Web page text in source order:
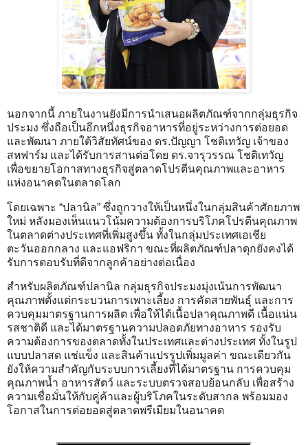
นอกจากนี้ ภายในงานยังมีการนำเสนอผลิตภัณฑ์จากกลุ่มธุรกิจ
ประมง ซึ่งถือเป็นอีกหนึ่งธุรกิจอาหารที่อยู่ระหว่างการต่อยอด
และพัฒนา ภายใต้วิสัยทัศน์ของ ดร.ปัญญา โชติเทวัญ เจ้าของ
สหฟาร์ม และได้รับการสานต่อโดย ดร.จารุวรรณ โชติเทวัญ
เพื่อขยายโอกาสทางธุรกิจสู่ตลาดโปรตีนคุณภาพและอาหาร
แห่งอนาคตในตลาดโลก
โดยเฉพาะ “ปลานิล” ซึ่งถูกวางให้เป็นหนึ่งในกลุ่มสินค้าศักยภาพ
ใหม่ หลังมองเห็นแนวโน้มความต้องการบริโภคโปรตีนคุณภาพ
ในตลาดต่างประเทศที่เพิ่มสูงขึ้น ทั้งในกลุ่มประเทศเอเชีย
ตะวันออกกลาง และแอฟริกา ขณะที่ผลิตภัณฑ์ปลาดุกยังคงได้
รับการตอบรับที่ดีจากลูกค้าอย่างต่อเนื่อง
สำหรับผลิตภัณฑ์ปลานิล กลุ่มธุรกิจประมงมุ่งเน้นการพัฒนา
คุณภาพตั้งแต่กระบวนการเพาะเลี้ยง การคัดสายพันธุ์ และการ
ควบคุมมาตรฐานการผลิต เพื่อให้ได้เนื้อปลาคุณภาพดี เนื้อแน่น
รสชาติดี และได้มาตรฐานความปลอดภัยทางอาหาร รองรับ
ความต้องการของตลาดทั้งในประเทศและต่างประเทศ ทั้งในรูป
แบบปลาสด แช่แข็ง และสินค้าแปรรูปเพิ่มมูลค่า ขณะเดียวกัน
ยังให้ความสำคัญกับระบบการเลี้ยงที่ได้มาตรฐาน การควบคุม
คุณภาพน้ำ อาหารสัตว์ และระบบตรวจสอบย้อนกลับ เพื่อสร้าง
ความเชื่อมั่นให้กับคู่ค้าและผู้บริโภคในระดับสากล พร้อมมอง
โอกาสในการต่อยอดสู่ตลาดพรีเมียมในอนาคต